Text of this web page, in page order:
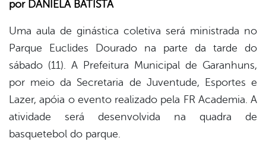
por DANIELA BATISTA
Uma aula de ginástica coletiva será ministrada no
Parque Euclides Dourado na parte da tarde do
sábado (11). A Prefeitura Municipal de Garanhuns,
por meio da Secretaria de Juventude, Esportes e
Lazer, apóia o evento realizado pela FR Academia. A
atividade será desenvolvida na quadra de
basquetebol do parque.